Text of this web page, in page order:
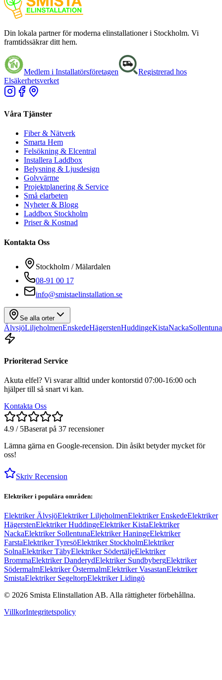
Din lokala partner för moderna elinstallationer i Stockholm. Vi
framtidssäkrar ditt hem.
Medlem i Installatörsföretagen
Registrerad hos
Elsäkerhetsverket
Våra Tjänster
Fiber & Nätverk
Smarta Hem
Felsökning & Elcentral
Installera Laddbox
Belysning & Ljusdesign
Golvvärme
Projektplanering & Service
Små elarbeten
Nyheter & Blogg
Laddbox Stockholm
Priser & Kostnad
Kontakta Oss
Stockholm / Mälardalen
08-91 00 17
info@smistaelinstallation.se
Se alla orter
ÄlvsjöLiljeholmenEnskedeHägerstenHuddingeKistaNackaSollentuna
Prioriterad Service
Akuta elfel? Vi svarar alltid under kontorstid 07:00-16:00 och
hjälper till så snart vi kan.
Kontakta Oss
4.9 / 5Baserat på 37 recensioner
Lämna gärna en Google-recension. Din åsikt betyder mycket för
oss!
Skriv Recension
Elektriker i populära områden:
Elektriker ÄlvsjöElektriker LiljeholmenElektriker EnskedeElektriker
HägerstenElektriker HuddingeElektriker KistaElektriker
NackaElektriker SollentunaElektriker HaningeElektriker
FarstaElektriker TyresöElektriker StockholmElektriker
SolnaElektriker TäbyElektriker SödertäljeElektriker
BrommaElektriker DanderydElektriker SundbybergElektriker
SödermalmElektriker ÖstermalmElektriker VasastanElektriker
SmistaElektriker SegeltorpElektriker Lidingö
© 2026 Smista Elinstallation AB. Alla rättigheter förbehållna.
VillkorIntegritetspolicy